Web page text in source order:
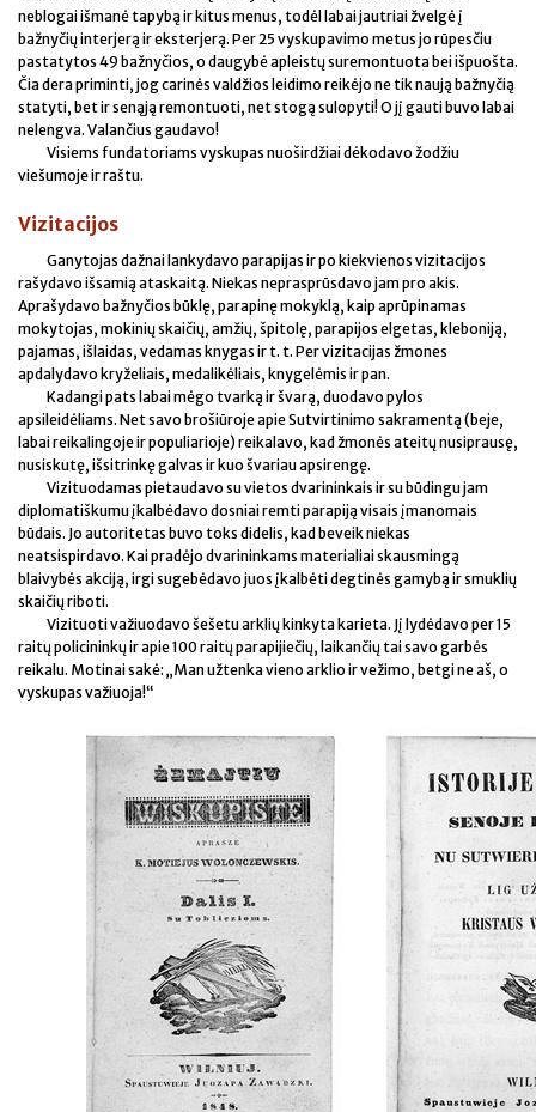
neblogai išmanė tapybą ir kitus menus, todėl labai jautriai žvelgė į
bažnyčių interjerą ir eksterjerą. Per 25 vyskupavimo metus jo rūpesčiu
pastatytos 49 bažnyčios, o daugybė apleistų suremontuota bei išpuošta.
Čia dera priminti, jog carinės valdžios leidimo reikėjo ne tik naują bažnyčią
statyti, bet ir senąją remontuoti, net stogą sulopyti! O jį gauti buvo labai
nelengva. Valančius gaudavo!
Visiems fundatoriams vyskupas nuoširdžiai dėkodavo žodžiu
viešumoje ir raštu.
Vizitacijos
Ganytojas dažnai lankydavo parapijas ir po kiekvienos vizitacijos
rašydavo išsamią ataskaitą. Niekas neprasprūsdavo jam pro akis.
Aprašydavo bažnyčios būklę, parapinę mokyklą, kaip aprūpinamas
mokytojas, mokinių skaičių, amžių, špitolę, parapijos elgetas, kleboniją,
pajamas, išlaidas, vedamas knygas ir t. t. Per vizitacijas žmones
apdalydavo kryželiais, medalikėliais, knygelėmis ir pan.
Kadangi pats labai mėgo tvarką ir švarą, duodavo pylos
apsileidėliams. Net savo brošiūroje apie Sutvirtinimo sakramentą (beje,
labai reikalingoje ir populiarioje) reikalavo, kad žmonės ateitų nusiprausę,
nusiskutę, išsitrinkę galvas ir kuo švariau apsirengę.
Vizituodamas pietaudavo su vietos dvarininkais ir su būdingu jam
diplomatiškumu įkalbėdavo dosniai remti parapiją visais įmanomais
būdais. Jo autoritetas buvo toks didelis, kad beveik niekas
neatsispirdavo. Kai pradėjo dvarininkams materialiai skausmingą
blaivybės akciją, irgi sugebėdavo juos įkalbėti degtinės gamybą ir smuklių
skaičių riboti.
Vizituoti važiuodavo šešetu arklių kinkyta karieta. Jį lydėdavo per 15
raitų policininkų ir apie 100 raitų parapijiečių, laikančių tai savo garbės
reikalu. Motinai sakė: „Man užtenka vieno arklio ir vežimo, betgi ne aš, o
vyskupas važiuoja!“